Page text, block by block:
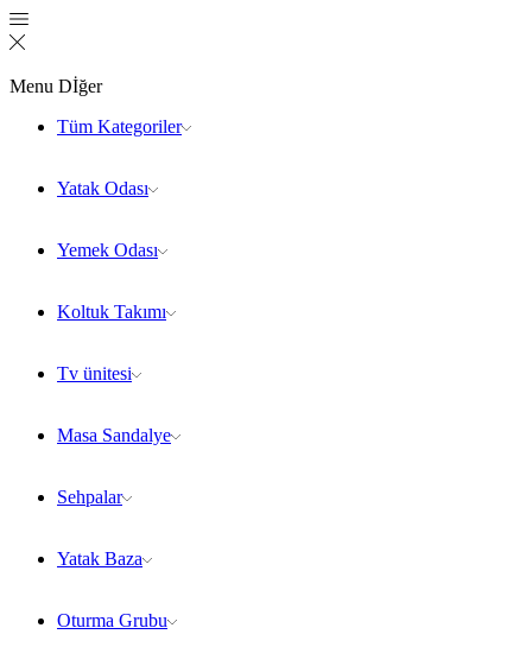
Menu Dİğer
Tüm Kategoriler
Yatak Odası
Yemek Odası
Koltuk Takımı
Tv ünitesi
Masa Sandalye
Sehpalar
Yatak Baza
Oturma Grubu